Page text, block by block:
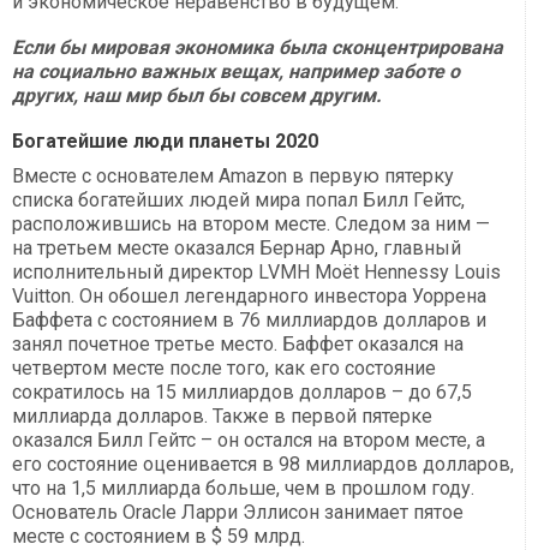
Если бы мировая экономика была сконцентрирована
на социально важных вещах, например заботе о
других, наш мир был бы совсем другим.
Богатейшие люди планеты 2020
Вместе с основателем Amazon в первую пятерку
списка богатейших людей мира попал Билл Гейтс,
расположившись на втором месте. Следом за ним —
на третьем месте оказался Бернар Арно, главный
исполнительный директор LVMH Moët Hennessy Louis
Vuitton. Он обошел легендарного инвестора Уоррена
Баффета с состоянием в 76 миллиардов долларов и
занял почетное третье место. Баффет оказался на
четвертом месте после того, как его состояние
сократилось на 15 миллиардов долларов – до 67,5
миллиарда долларов. Также в первой пятерке
оказался Билл Гейтс – он остался на втором месте, а
его состояние оценивается в 98 миллиардов долларов,
что на 1,5 миллиарда больше, чем в прошлом году.
Основатель Oracle Ларри Эллисон занимает пятое
месте с состоянием в $ 59 млрд.